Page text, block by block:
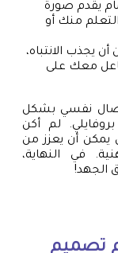
يقدم صورة
منك أو
يجذب الانتباه،
معك على
نفسي بشكل
لم أكن
يمكن أن يعزز من
في النهاية،
الجهد!
تصميم